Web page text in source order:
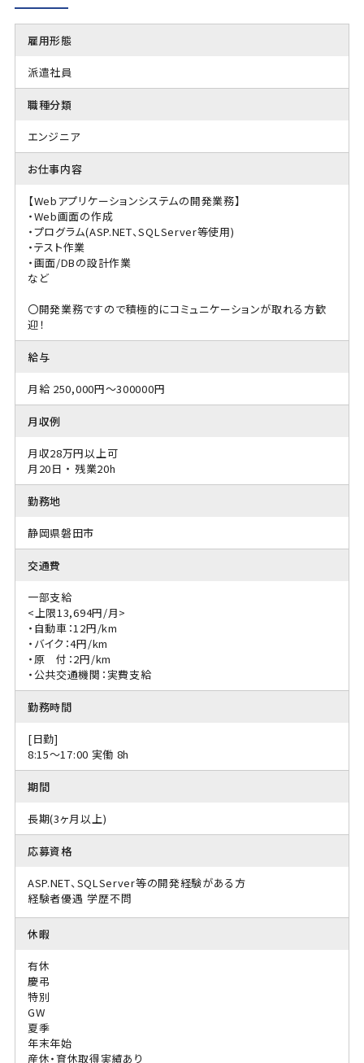
雇用形態
派遣社員
職種分類
エンジニア
お仕事内容
【Webアプリケーションシステムの開発業務】
・Web画面の作成
・プログラム(ASP.NET、SQLServer等使用)
・テスト作業
・画面/DBの設計作業
など
〇開発業務ですので積極的にコミュニケーションが取れる方歓
迎！
給与
月給 250,000円～300000円
月収例
月収28万円以上可
月20日 ・ 残業20h
勤務地
静岡県磐田市
交通費
一部支給
<上限13,694円/月>
・自動車：12円/km
・バイク：4円/km
・原 付：2円/km
・公共交通機関：実費支給
勤務時間
[日勤]
8:15〜17:00 実働 8h
期間
長期(3ヶ月以上)
応募資格
ASP.NET、SQLServer等の開発経験がある方
経験者優遇 学歴不問
休暇
有休
慶弔
特別
GW
夏季
年末年始
産休・育休取得実績あり